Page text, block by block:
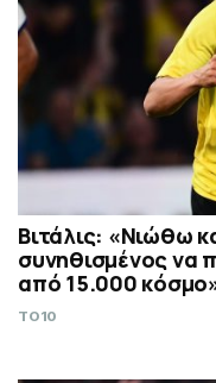
Βιτάλις: «Νιώθω
συνηθισμένος να
από 15.000
TO10